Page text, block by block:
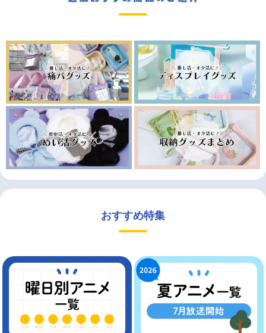
おすすめ特集